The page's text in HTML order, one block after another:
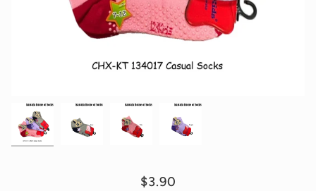
$3.90